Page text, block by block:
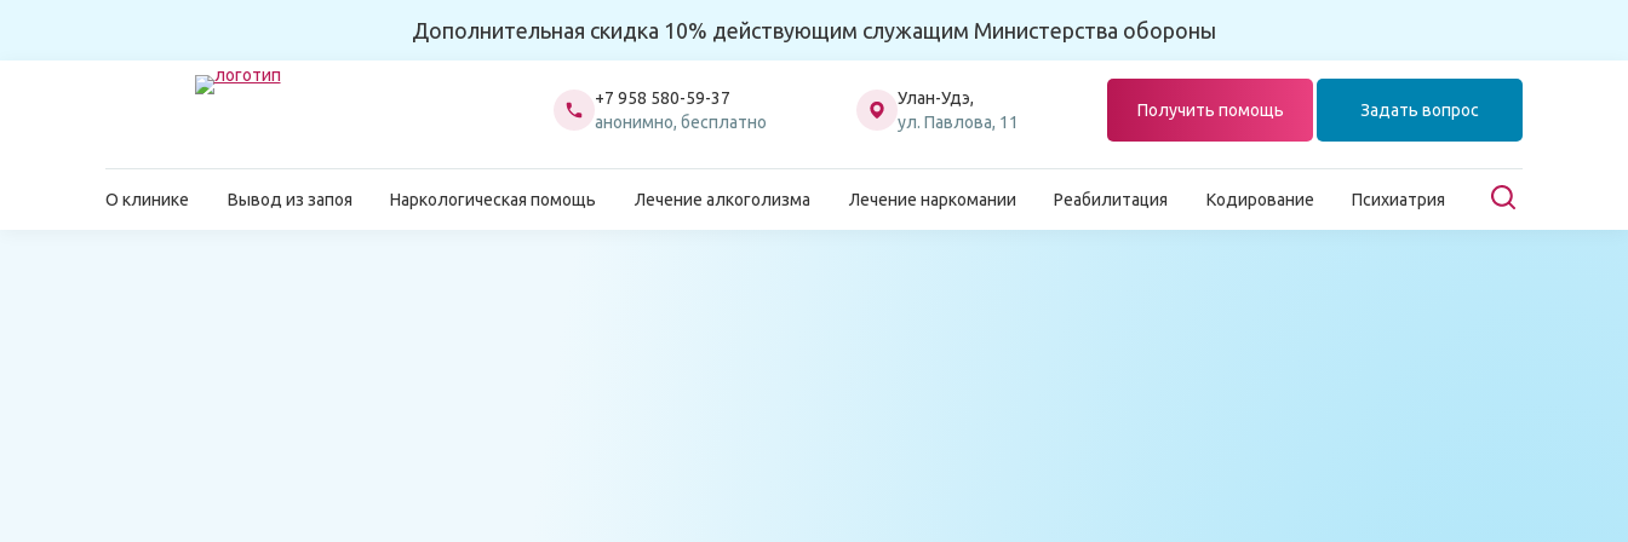
Дополнительная скидка 10% действующим служащим Министерства обороны
+7 958 580-59-37
анонимно, бесплатно
Улан-Удэ,
ул. Павлова, 11
Получить помощь Задать вопрос
О клинике Вывод из запоя Наркологическая помощь Лечение алкоголизма Лечение наркомании Реабилитация Кодирование Психиатрия